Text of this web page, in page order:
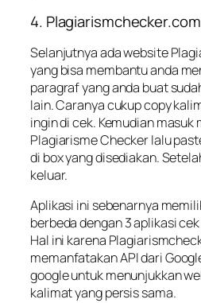
4. Plagiarismchecker.com
Selanjutnya ada website
yang bisa membantu anda
paragraf yang anda buat
lain. Caranya cukup copy
ingin di cek. Kemudian masuk
Plagiarisme Checker lalu
di box yang disediakan.
keluar.
Aplikasi ini sebenarnya
berbeda dengan 3 aplikasi
Hal ini karena
memanfatakan API dari
google untuk menunjukkan
kalimat yang persis sama.